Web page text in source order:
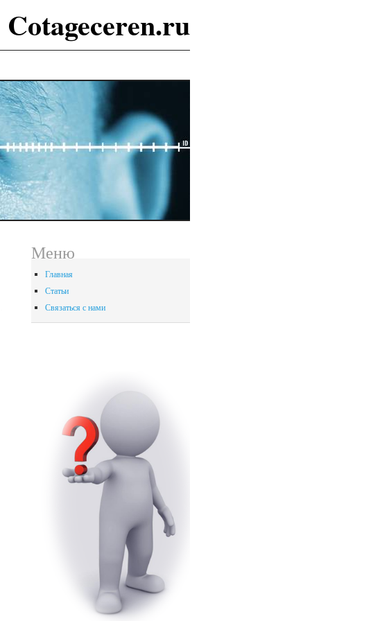
Cotageceren.ru
Меню
Главная
Статьи
Связаться с нами